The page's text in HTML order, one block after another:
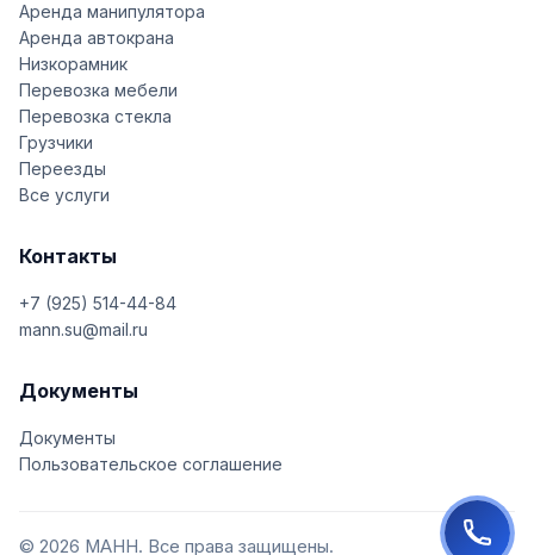
Аренда манипулятора
Аренда автокрана
Низкорамник
Перевозка мебели
Перевозка стекла
Грузчики
Переезды
Все услуги
Контакты
+7 (925) 514-44-84
mann.su@mail.ru
Документы
Документы
Пользовательское соглашение
© 2026 МАНН. Все права защищены.